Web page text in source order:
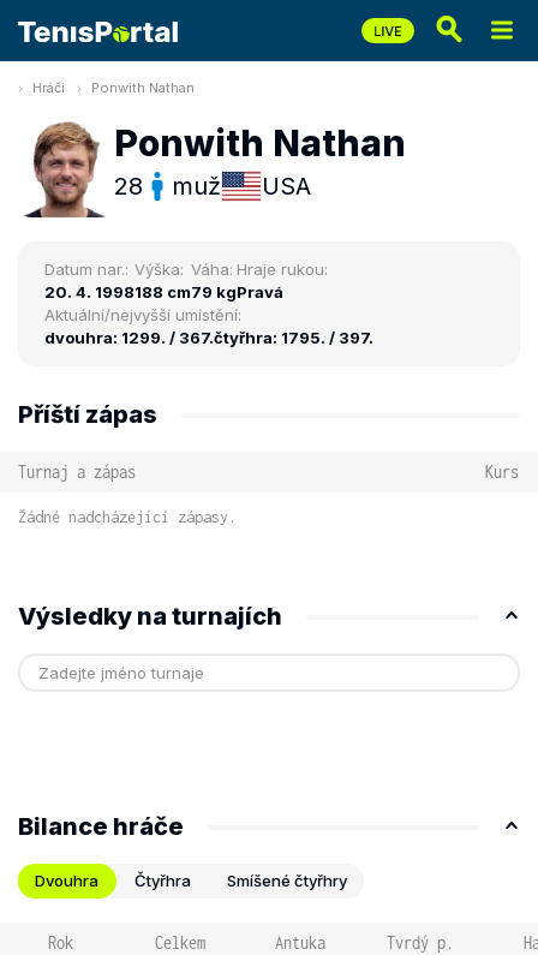
Hráči Ponwith Nathan
Ponwith Nathan
28 muž USA
Datum nar.:
20. 4. 1998
Výška:
188 cm
Váha:
79 kg
Hraje rukou:
Pravá
Aktuální/nejvyšší umístění:
dvouhra: 1299. / 367.čtyřhra: 1795. / 397.
Příští zápas
Turnaj a zápas Kurs
Žádné nadcházející zápasy.
Výsledky na turnajích
Bilance hráče
Dvouhra Čtyřhra Smíšené čtyřhry
Rok Celkem Antuka Tvrdý p.